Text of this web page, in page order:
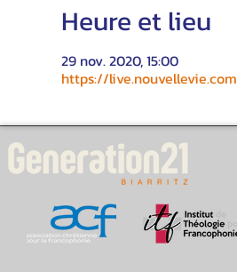
Heure et lieu
29 nov. 2020, 15:00
https://live.nouvellevie.com